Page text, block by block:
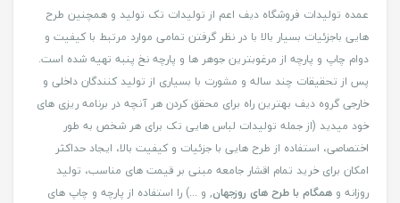
عمده تولیدات فروشگاه دیف اعم از تولیدات تک تولید و همچنین طرح
هایی باجزئیات بسیار بالا با در نظر گرفتن تمامی موارد مرتبط با کیفیت و
دوام چاپ و پارچه از مرغوبترین جوهر ها و پارچه نخ پنبه تهیه شده است.
پس از تحقیقات چند ساله و مشورت با بسیاری از تولید کنندگان داخلی و
خارجی گروه دیف بهترین راه برای محقق کردن هر آنچه در برنامه ریزی های
خود میدید (از جمله تولیدات لباس هایی تک برای هر شخص به طور
اختصاصی، استفاده از طرح هایی با جزئیات و کیفیت بالا، ایجاد حداکثر
امکان برای خرید تمام اقشار جامعه مبنی بر قیمت های مناسب، تولید
روزانه و همگام با طرح های روزجهان, و ...) را استفاده از پارچه و چاپ های